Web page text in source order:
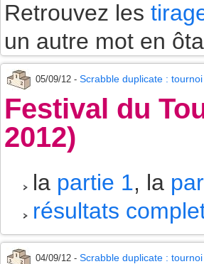
Retrouvez les
un autre mot en
05/09/12 - Scrabble duplicate : tournoi
Festival du
2012)
la partie 1, la
résultats
04/09/12 - Scrabble duplicate :